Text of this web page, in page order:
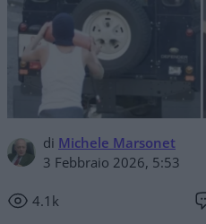
di Michele Marsonet
3 Febbraio 2026, 5:53
4.1k